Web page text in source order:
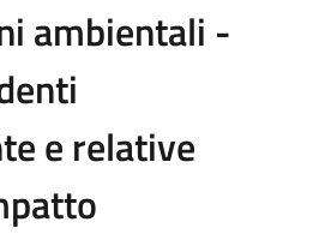
ambientali -
e relative